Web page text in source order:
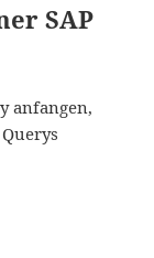
SAP
anfangen,